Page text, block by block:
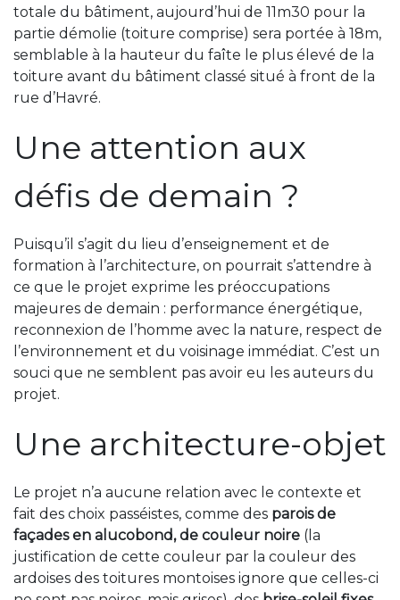
totale du bâtiment, aujourd’hui de 11m30 pour la
partie démolie (toiture comprise) sera portée à 18m,
semblable à la hauteur du faîte le plus élevé de la
toiture avant du bâtiment classé situé à front de la
rue d’Havré.
Une attention aux
défis de demain ?
Puisqu’il s’agit du lieu d’enseignement et de
formation à l’architecture, on pourrait s’attendre à
ce que le projet exprime les préoccupations
majeures de demain : performance énergétique,
reconnexion de l’homme avec la nature, respect de
l’environnement et du voisinage immédiat. C’est un
souci que ne semblent pas avoir eu les auteurs du
projet.
Une architecture-objet
Le projet n’a aucune relation avec le contexte et
fait des choix passéistes, comme des parois de
façades en alucobond, de couleur noire (la
justification de cette couleur par la couleur des
ardoises des toitures montoises ignore que celles-ci